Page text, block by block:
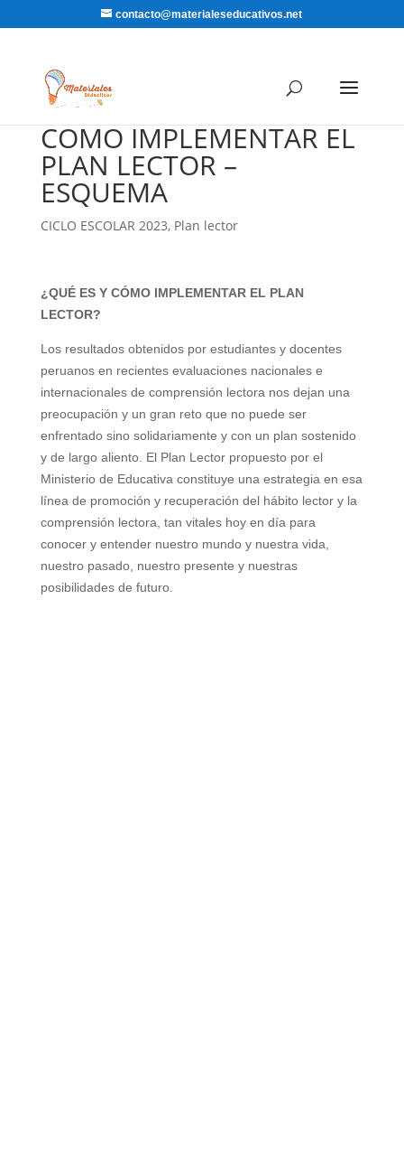
contacto@materialeseducativos.net
COMO IMPLEMENTAR EL
PLAN LECTOR –
ESQUEMA
CICLO ESCOLAR 2023, Plan lector
¿QUÉ ES Y CÓMO IMPLEMENTAR EL PLAN
LECTOR?
Los resultados obtenidos por estudiantes y docentes
peruanos en recientes evaluaciones nacionales e
internacionales de comprensión lectora nos dejan una
preocupación y un gran reto que no puede ser
enfrentado sino solidariamente y con un plan sostenido
y de largo aliento. El Plan Lector propuesto por el
Ministerio de Educativa constituye una estrategia en esa
línea de promoción y recuperación del hábito lector y la
comprensión lectora, tan vitales hoy en día para
conocer y entender nuestro mundo y nuestra vida,
nuestro pasado, nuestro presente y nuestras
posibilidades de futuro.